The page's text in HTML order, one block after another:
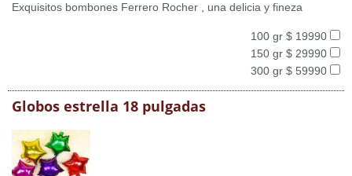
Exquisitos bombones Ferrero Rocher , una delicia y fineza
100 gr $ 19990
150 gr $ 29990
300 gr $ 59990
Globos estrella 18 pulgadas